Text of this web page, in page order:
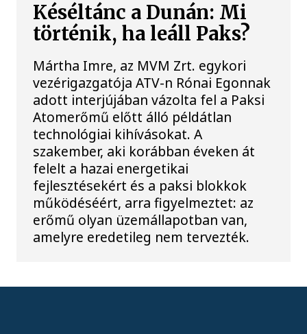
Késéltánc a Dunán: Mi
történik, ha leáll Paks?
Mártha Imre, az MVM Zrt. egykori
vezérigazgatója ATV-n Rónai Egonnak
adott interjújában vázolta fel a Paksi
Atomerőmű előtt álló példátlan
technológiai kihívásokat. A
szakember, aki korábban éveken át
felelt a hazai energetikai
fejlesztésekért és a paksi blokkok
működéséért, arra figyelmeztet: az
erőmű olyan üzemállapotban van,
amelyre eredetileg nem tervezték.